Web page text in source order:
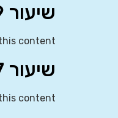
שיעור 9 – הכרת התקינה הבינלאומית
content
שיעור 7 – רכוש קבוע (מודל הערכה מחדש)
content